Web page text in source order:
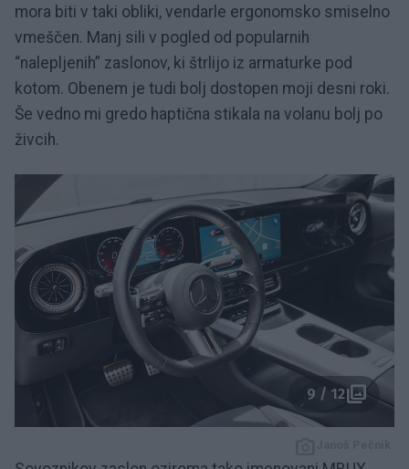
mora biti v taki obliki, vendarle ergonomsko smiselno
vmeščen. Manj sili v pogled od popularnih
“nalepljenih” zaslonov, ki štrlijo iz armaturke pod
kotom. Obenem je tudi bolj dostopen moji desni roki.
Še vedno mi gredo haptična stikala na volanu bolj po
živcih.
9 / 12